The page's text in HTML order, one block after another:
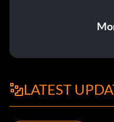
LATEST